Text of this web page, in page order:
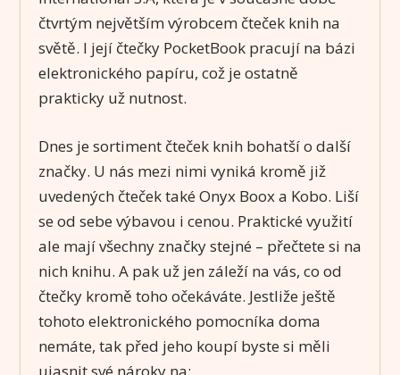
čtvrtým největším výrobcem čteček knih na
světě. I její čtečky PocketBook pracují na bázi
elektronického papíru, což je ostatně
prakticky už nutnost.
Dnes je sortiment čteček knih bohatší o další
značky. U nás mezi nimi vyniká kromě již
uvedených čteček také Onyx Boox a Kobo. Liší
se od sebe výbavou i cenou. Praktické využití
ale mají všechny značky stejné – přečtete si na
nich knihu. A pak už jen záleží na vás, co od
čtečky kromě toho očekáváte. Jestliže ještě
tohoto elektronického pomocníka doma
nemáte, tak před jeho koupí byste si měli
ujasnit své nároky na: